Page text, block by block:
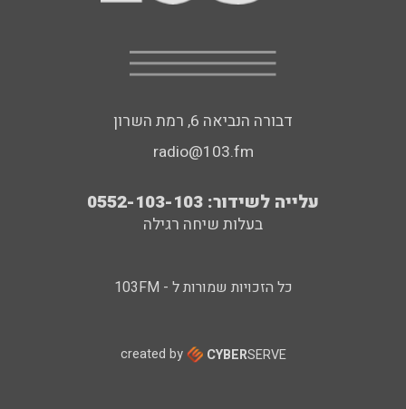
דבורה הנביאה 6, רמת השרון
radio@103.fm
עלייה לשידור: 0552-103-103
בעלות שיחה רגילה
כל הזכויות שמורות ל - 103FM
created by CYBERSERVE